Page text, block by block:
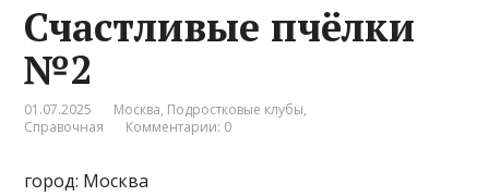
Счастливые пчёлки
№2
01.07.2025 Москва, Подростковые клубы,
Справочная
Комментарии: 0
город: Москва